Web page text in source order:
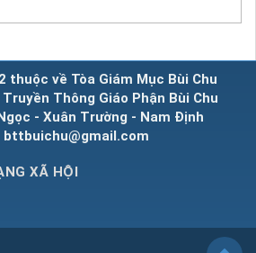
thuộc về Tòa Giám Mục Bùi Chu
Thông Giáo Phận Bùi Chu
- Xuân Trường - Nam Định
bttbuichu@gmail.com
XÃ HỘI